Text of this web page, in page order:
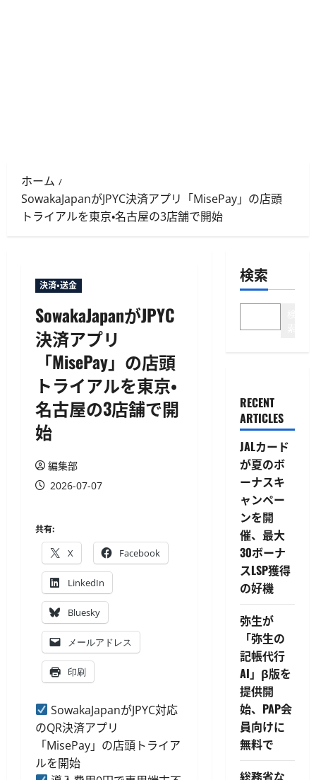
ホーム
SowakaJapanがJPYC決済アプリ「MisePay」の店頭
トライアルを東京・名古屋の3店舗で開始
決済・送金
SowakaJapanがJPYC
決済アプリ
「MisePay」の店頭
トライアルを東京・
名古屋の3店舗で開
始
編集部
2026-07-07
共有:
X Facebook
LinkedIn
Bluesky
メールアドレス
印刷
SowakaJapanがJPYC対応
のQR決済アプリ
「MisePay」の店頭トライア
ルを開始
検索
RECENT
ARTICLES
JALカード
が夏のボ
ーナスキ
ャンペー
ンを開
催、最大
30ボーナ
スLSP獲得
の好機
弥生が
「弥生の
記帳代行
AI」β版を
提供開
始、PAP会
員向けに
無料で